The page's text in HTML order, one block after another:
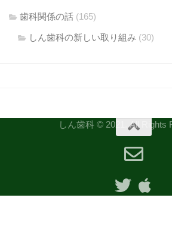
歯科関係の話 (165)
しん歯科の新しい取り組み (30)
しん歯科 © 2021. All Rights